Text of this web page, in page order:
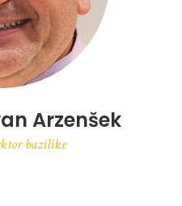
Arzenšek
bazilike